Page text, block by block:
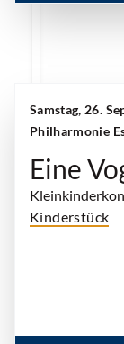
Samstag, 26.
Philharmonie
Eine
Kinderstück